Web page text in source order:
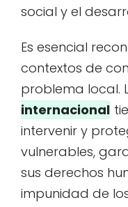
social y el
Es esencial
contextos de
problema local.
internacional
intervenir y
vulnerables,
sus derechos
impunidad de